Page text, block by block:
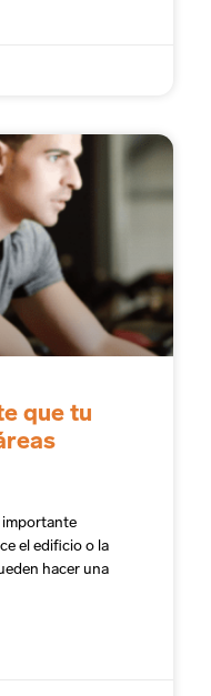
que tu
importante
el edificio o la
hacer una